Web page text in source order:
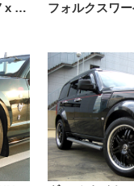
フォルクスワーゲン GOLF 7 x モテギレーシング MR144 M9 17インチ